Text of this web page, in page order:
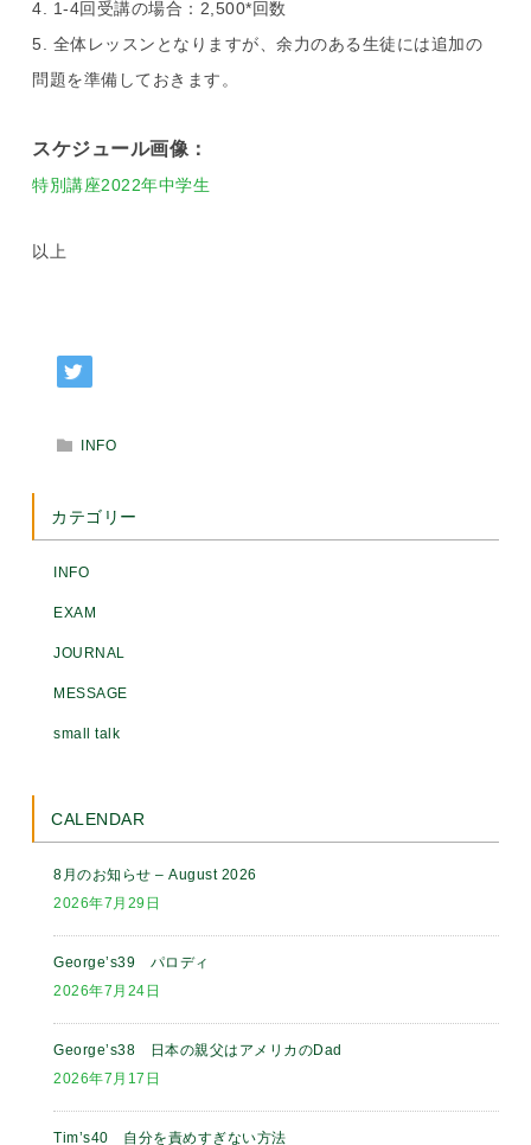
1-4回受講の場合：2,500*回数
全体レッスンとなりますが、余力のある生徒には追加の
問題を準備しておきます。
スケジュール画像：
特別講座2022年中学生
以上
INFO
カテゴリー
INFO
EXAM
JOURNAL
MESSAGE
small talk
CALENDAR
8月のお知らせ – August 2026
2026年7月29日
George’s39 パロディ
2026年7月24日
George’s38 日本の親父はアメリカのDad
2026年7月17日
Tim’s40 自分を責めすぎない方法